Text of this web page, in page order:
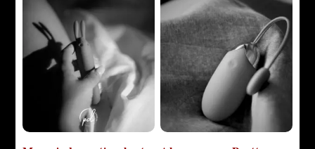
€104.96.€69.00.
€57.98.€39.00.